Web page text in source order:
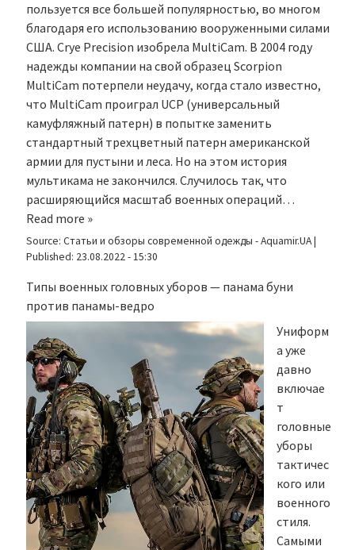
пользуется все большей популярностью, во многом
благодаря его использованию вооруженными силами
США. Crye Precision изобрела MultiCam. В 2004 году
надежды компании на свой образец Scorpion
MultiCam потерпели неудачу, когда стало известно,
что MultiCam проиграл UCP (универсальный
камуфляжный патерн) в попытке заменить
стандартный трехцветный патерн американской
армии для пустыни и леса. Но на этом история
мультикама не закончился. Случилось так, что
расширяющийся масштаб военных операций…
Read more »
Source: Статьи и обзоры современной одежды - Aquamir.UA|
Published: 23.08.2022 - 15:30
Типы военных головных уборов — панама буни
против панамы-ведро
Униформ
а уже
давно
включае
т
головные
уборы
тактичес
кого или
военного
стиля.
Самыми